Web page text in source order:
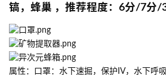
镐，蜂巢 ，推荐程度：6分/7分/3
属性：口罩：水下速掘，保护IV，水下呼